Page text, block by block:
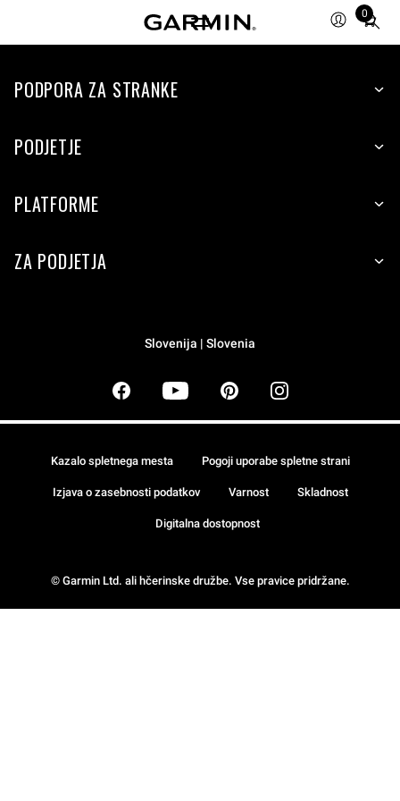
0
Total
items
cart:
PODPORA ZA STRANKE
PODJETJE
PLATFORME
ZA PODJETJA
Slovenija | Slovenia
© Garmin Ltd. ali hčerinske družbe. Vse pravice pridržane.
Kazalo spletnega mesta Pogoji uporabe spletne strani
Izjava o zasebnosti podatkov Varnost Skladnost
Digitalna dostopnost